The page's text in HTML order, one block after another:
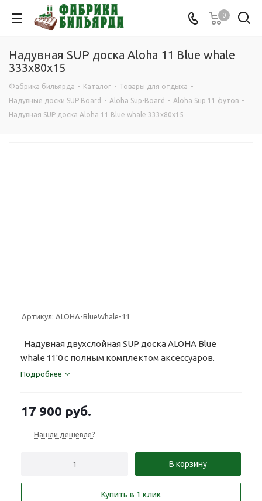
0
Надувная SUP доска Aloha 11 Blue whale
333x80x15
Фабрика бильярда - Каталог - Товары для отдыха -
Надувные доски SUP Board
- Aloha Sup-Board - Aloha Sup 11 футов -
Надувная SUP доска Aloha 11 Blue whale 333x80x15
Артикул: ALOHA-BlueWhale-11
Надувная двухслойная SUP доска ALOHA Blue
whale 11'0 с полным комплектом аксессуаров.
Подробнее
17 900 руб.
Нашли дешевле?
В корзину
Купить в 1 клик